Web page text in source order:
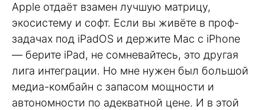
Apple отдаёт взамен лучшую матрицу,
экосистему и софт. Если вы живёте в проф-
задачах под iPadOS и держите Mac с iPhone
— берите iPad, не сомневайтесь, это другая
лига интеграции. Но мне нужен был большой
медиа-комбайн с запасом мощности и
автономности по адекватной цене. И в этой